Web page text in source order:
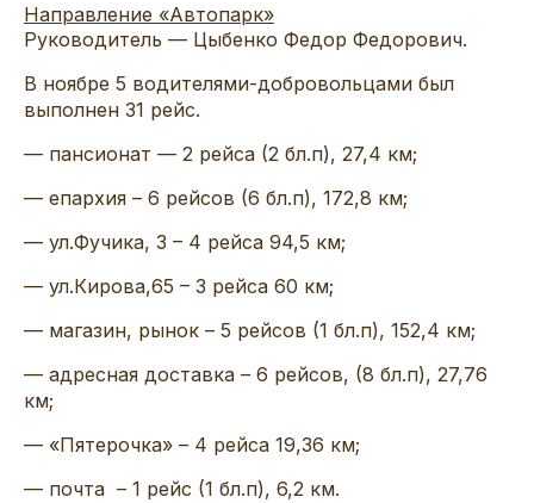
Направление «Автопарк»
Руководитель — Цыбенко Федор Федорович.
В ноябре 5 водителями-добровольцами был
выполнен 31 рейс.
— пансионат — 2 рейса (2 бл.п), 27,4 км;
— епархия – 6 рейсов (6 бл.п), 172,8 км;
— ул.Фучика, 3 – 4 рейса 94,5 км;
— ул.Кирова,65 – 3 рейса 60 км;
— магазин, рынок – 5 рейсов (1 бл.п), 152,4 км;
— адресная доставка – 6 рейсов, (8 бл.п), 27,76
км;
— «Пятерочка» – 4 рейса 19,36 км;
— почта – 1 рейс (1 бл.п), 6,2 км.